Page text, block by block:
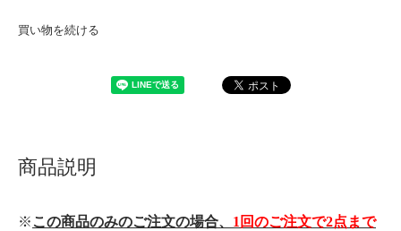
買い物を続ける
商品説明
※ この商品のみのご注文の場合、 1回のご注文で2点まで